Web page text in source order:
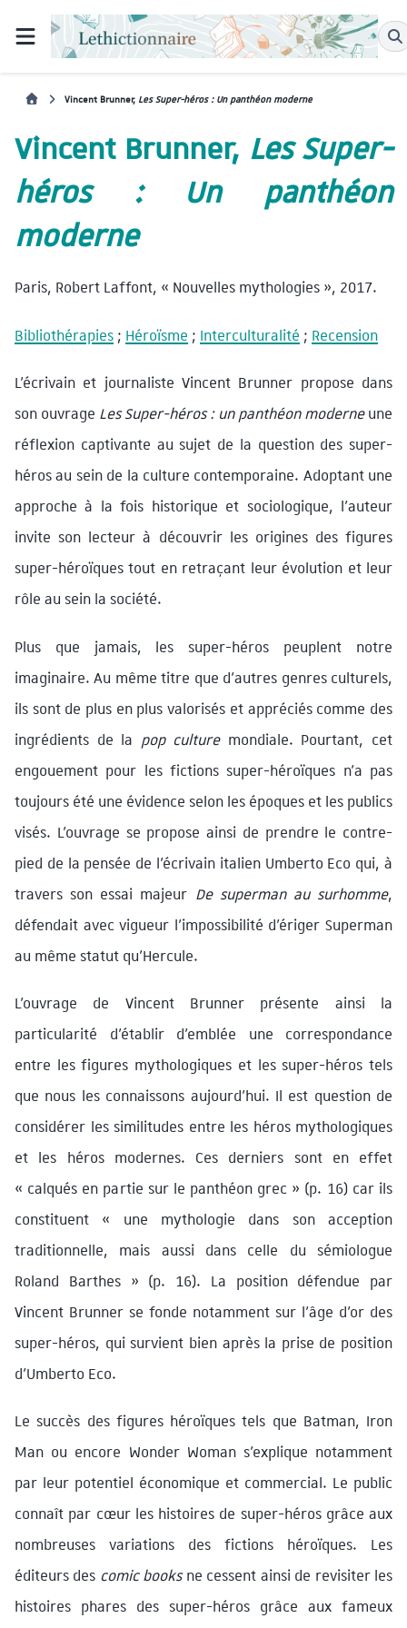
Vincent Brunner, Les Super-héros : Un panthéon moderne
Vincent Brunner, Les Super-
héros : Un panthéon
moderne
Paris, Robert Laffont, « Nouvelles mythologies », 2017.
Bibliothérapies ; Héroïsme ; Interculturalité ; Recension
L’écrivain et journaliste Vincent Brunner propose dans
son ouvrage Les Super-héros : un panthéon moderneune
réflexion captivante au sujet de la question des super-
héros au sein de la culture contemporaine. Adoptant une
approche à la fois historique et sociologique, l’auteur
invite son lecteur à découvrir les origines des figures
super-héroïques tout en retraçant leur évolution et leur
rôle au sein la société.
Plus que jamais, les super-héros peuplent notre
imaginaire. Au même titre que d’autres genres culturels,
ils sont de plus en plus valorisés et appréciés comme des
ingrédients de la pop culturemondiale. Pourtant, cet
engouement pour les fictions super-héroïques n’a pas
toujours été une évidence selon les époques et les publics
visés. L’ouvrage se propose ainsi de prendre le contre-
pied de la pensée de l’écrivain italien Umberto Eco qui, à
travers son essai majeur De superman au surhomme,
défendait avec vigueur l’impossibilité d’ériger Superman
au même statut qu’Hercule.
L’ouvrage de Vincent Brunner présente ainsi la
particularité d’établir d’emblée une correspondance
entre les figures mythologiques et les super-héros tels
que nous les connaissons aujourd’hui. Il est question de
considérer les similitudes entre les héros mythologiques
et les héros modernes. Ces derniers sont en effet
« calqués en partie sur le panthéon grec » (p. 16) car ils
constituent « une mythologie dans son acception
traditionnelle, mais aussi dans celle du sémiologue
Roland Barthes » (p. 16). La position défendue par
Vincent Brunner se fonde notamment sur l’âge d’or des
super-héros, qui survient bien après la prise de position
d’Umberto Eco.
Le succès des figures héroïques tels que Batman, Iron
Man ou encore Wonder Woman s’explique notamment
par leur potentiel économique et commercial. Le public
connaît par cœur les histoires de super-héros grâce aux
nombreuses variations des fictions héroïques. Les
éditeurs des comic booksne cessent ainsi de revisiter les
histoires phares des super-héros grâce aux fameux